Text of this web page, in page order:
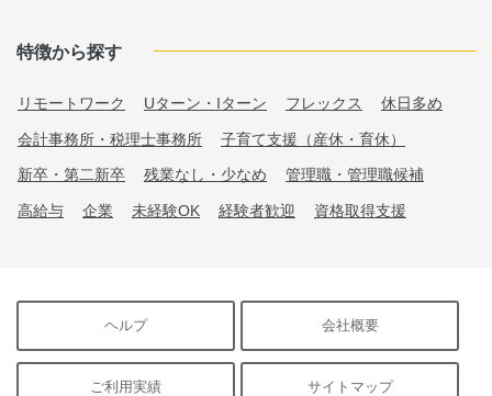
特徴から探す
リモートワーク Uターン・Iターン フレックス 休日多め
会計事務所・税理士事務所 子育て支援（産休・育休）
新卒・第二新卒 残業なし・少なめ 管理職・管理職候補
高給与 企業 未経験OK 経験者歓迎 資格取得支援
ヘルプ 会社概要
ご利用実績 サイトマップ